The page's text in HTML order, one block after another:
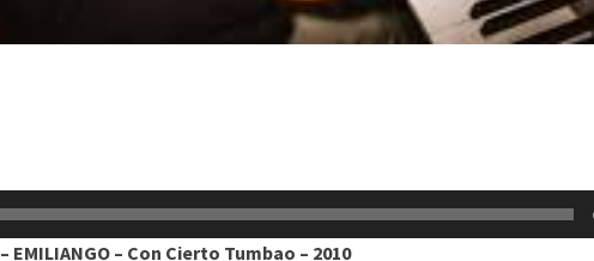
– EMILIANGO – Con Cierto Tumbao – 2010